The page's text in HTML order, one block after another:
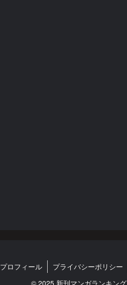
プロフィール
プライバシーポリシー
© 2025 新刊マンガランキング.